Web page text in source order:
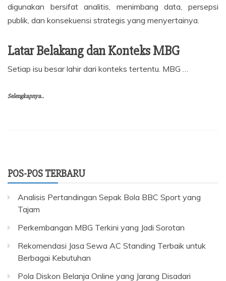
digunakan bersifat analitis, menimbang data, persepsi
publik, dan konsekuensi strategis yang menyertainya.
Latar Belakang dan Konteks MBG
Setiap isu besar lahir dari konteks tertentu. MBG …
Selengkapnya..
POS-POS TERBARU
Analisis Pertandingan Sepak Bola BBC Sport yang
Tajam
Perkembangan MBG Terkini yang Jadi Sorotan
Rekomendasi Jasa Sewa AC Standing Terbaik untuk
Berbagai Kebutuhan
Pola Diskon Belanja Online yang Jarang Disadari